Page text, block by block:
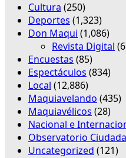
Cultura (250)
Deportes (1,323)
Don Maqui (1,086)
Revista Digital
Encuestas (85)
Espectáculos (834)
Local (12,886)
Maquiavelando (435)
Maquiavélicos (28)
Nacional e
Observatorio
Uncategorized (121)